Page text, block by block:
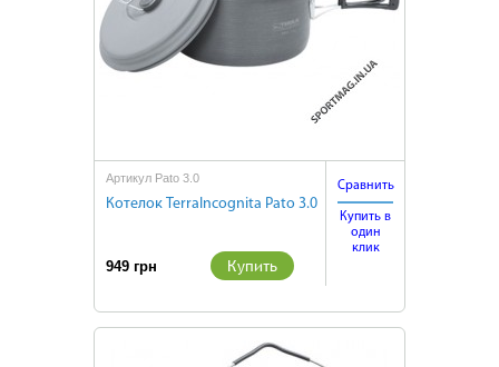
Артикул Pato 3.0
Котелок TerraIncognita Pato 3.0
949 грн Купить
Сравнить
Купить в
один
клик